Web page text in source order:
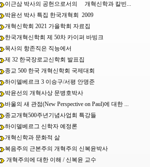
이근삼 박사의 공헌으로서의 개혁신학과 칼빈...
박윤선 박사 특집 한국개혁회 2009
개혁신학회 2021 가을학회 자료집
한국개혁신학회 제 50차 카이퍼 바빙크
목사의 항존직은 직능에서
제 32 한국장로교신학회 발표집
종교 500 한국 개혁신학회 국제대회
하이델베르크 3 이승구/서평 안명준
박윤선의 개혁사상 문병호박사
바울의 새 관점(New Perspective on Paul)에 대한 ...
종교개혁500주년기념사업회 특강들
하이델베르그 신학자 예정론
개혁신학과 문화적 삶
복음주의 근본주의 개혁주의 신복윤박사
개혁주의에 대한 이해 / 신복윤 교수